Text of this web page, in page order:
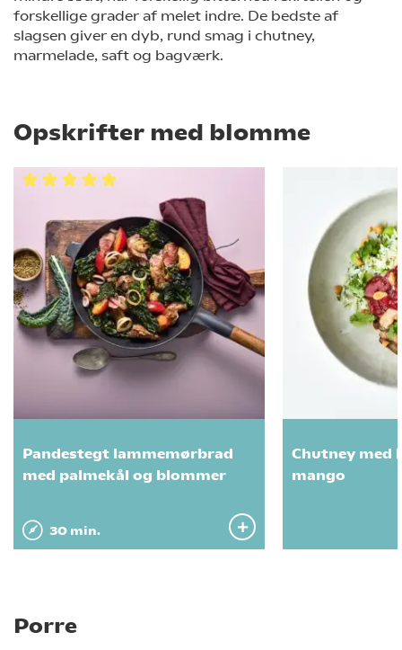
forskellige grader af melet indre. De bedste af
slagsen giver en dyb, rund smag i chutney,
marmelade, saft og bagværk.
Opskrifter med blomme
Pandestegt lammemørbrad
med palmekål og blommer
30 min.
Chutney med
mango
Porre